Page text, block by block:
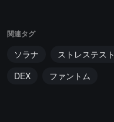
関連タグ
ソラナ ストレステスト
DEX
ファントム